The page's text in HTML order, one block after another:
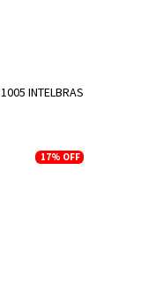
INTELBRAS
17% OFF